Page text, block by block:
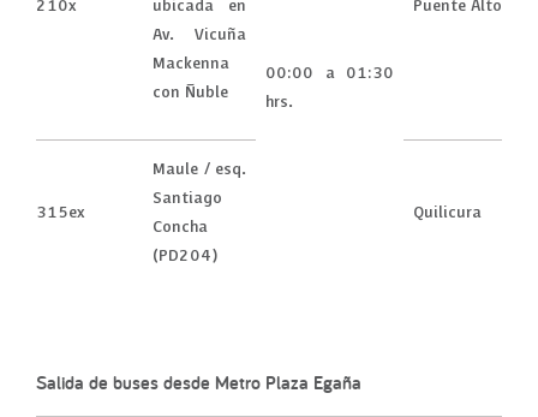
210x
ubicada en
Av. Vicuña
Mackenna
con Ñuble
00:00 a 01:30
hrs.
Puente Alto
315ex
Maule / esq.
Santiago
Concha
(PD204)
Quilicura
Salida de buses desde Metro Plaza Egaña